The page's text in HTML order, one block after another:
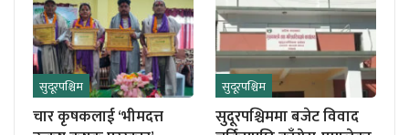
सुदूरपश्चिम
चार कृषकलाई ‘भीमदत्त
सुदूरपश्चिम
सुदूरपश्चिममा बजेट विवाद